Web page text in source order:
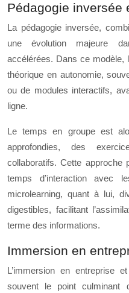
Pédagogie inversée
La pédagogie inversée,
une évolution majeure
accélérées. Dans ce modèle,
théorique en autonomie,
ou de modules interactifs,
ligne.
Le temps en groupe est
approfondies, des
collaboratifs. Cette approche
temps d’interaction avec
microlearning, quant à lui,
digestibles, facilitant
terme des informations.
Immersion en
L’immersion en entreprise
souvent le point culminant